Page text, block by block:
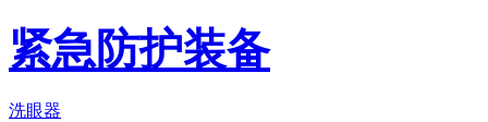
紧急防护装备
洗眼器